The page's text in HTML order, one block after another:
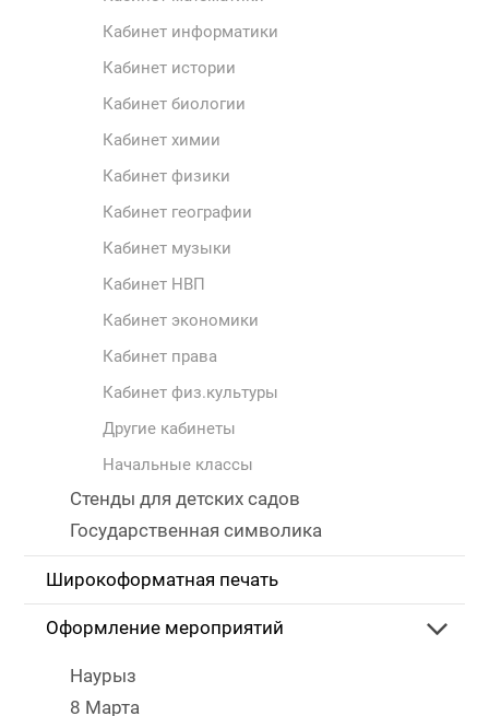
Кабинет информатики
Кабинет истории
Кабинет биологии
Кабинет химии
Кабинет физики
Кабинет географии
Кабинет музыки
Кабинет НВП
Кабинет экономики
Кабинет права
Кабинет физ.культуры
Другие кабинеты
Начальные классы
Стенды для детских садов
Государственная символика
Широкоформатная печать
Оформление мероприятий
Наурыз
8 Марта